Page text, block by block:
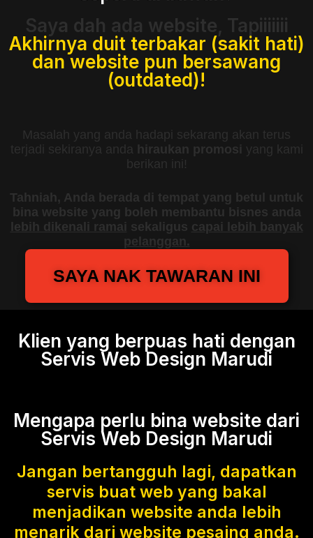
Saya dah ada website, Tapiiiiiii
Akhirnya duit terbakar (sakit hati)
dan website pun bersawang
(outdated)!
Masalah yang anda hadapi sekarang akan terus
terjadi sekiranya anda hiraukan promosi yang kami
berikan ini!
Tahniah, Anda berada di tempat yang betul untuk
bina website yang boleh membantu bisnes anda
lebih dikenali ramai sekaligus capai lebih banyak
pelanggan.
SAYA NAK TAWARAN INI
Klien yang berpuas hati dengan
Servis Web Design Marudi
Mengapa perlu bina website dari
Servis Web Design Marudi
Jangan bertangguh lagi, dapatkan
servis buat web yang bakal
menjadikan website anda lebih
menarik dari website pesaing anda.